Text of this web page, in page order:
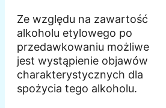
Ze względu na zawartość
alkoholu etylowego po
przedawkowaniu możliwe
jest wystąpienie objawów
charakterystycznych dla
spożycia tego alkoholu.